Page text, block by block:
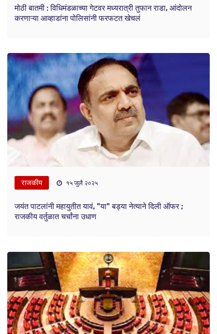
मोठी बातमी : विधिमंडळाच्या गेटवर मध्यरात्री तुफान राडा, आंदोलन
करणाऱ्या आव्हाडांना पोलिसांनी फरफटत खेचलं
राजकीय १५ जुलै २०२५
जयंत पाटलांनी महायुतीत यावं, "या" बड्या नेत्याने दिली ऑफर ;
राजकीय वर्तुळात चर्चांना उधाण